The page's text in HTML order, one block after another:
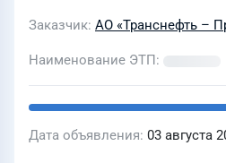
Заказчик АО «Транснефть –
Наименование ЭТП
Дата объявления 03 августа